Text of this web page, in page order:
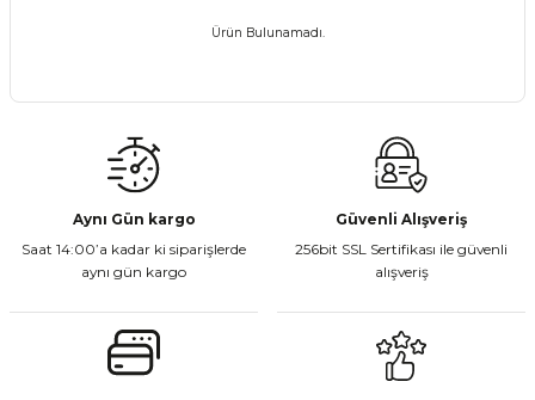
Ürün Bulunamadı.
Aynı Gün kargo
Saat 14:00’a kadar ki siparişlerde
aynı gün kargo
Güvenli Alışveriş
256bit SSL Sertifikası ile güvenli
alışveriş